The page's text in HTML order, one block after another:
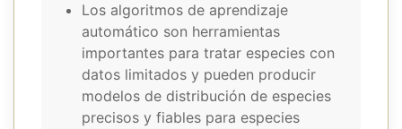
Los algoritmos de aprendizaje
automático son herramientas
importantes para tratar especies con
datos limitados y pueden producir
modelos de distribución de especies
precisos y fiables para especies